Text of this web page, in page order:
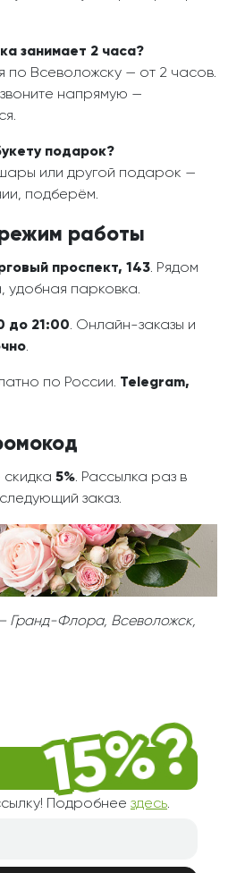
занимает 2 часа?
Всеволожску — от 2 часов.
напрямую —
подарок?
или другой подарок —
подберём.
работы
проспект, 143. Рядом
удобная парковка.
до 21:00. Онлайн-заказы и
.
по России. Telegram,
скидка 5%. Рассылка раз в
заказ.
Гранд-Флора, Всеволожск,
Подробнее здесь.